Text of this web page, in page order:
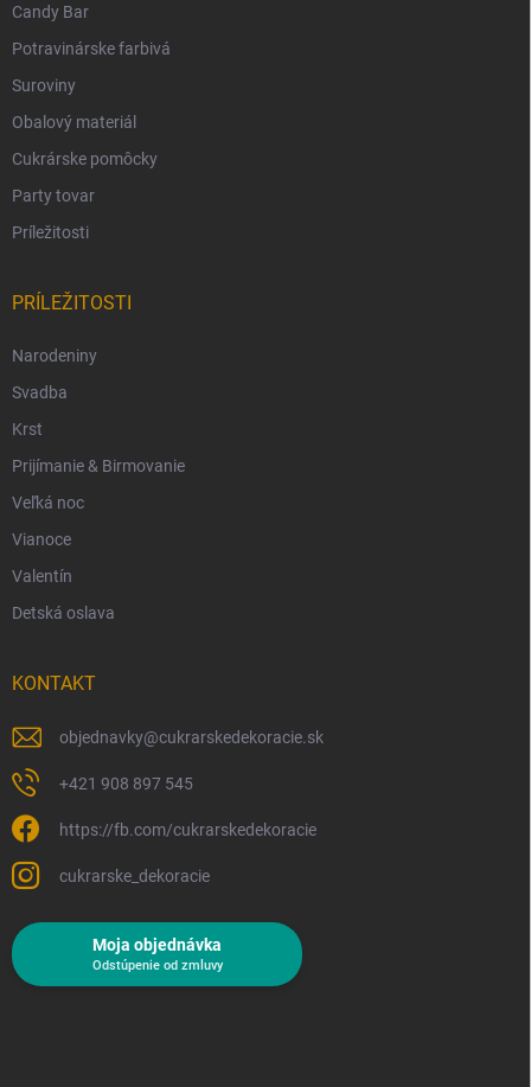
Candy Bar
Potravinárske farbivá
Suroviny
Obalový materiál
Cukrárske pomôcky
Party tovar
Príležitosti
PRÍLEŽITOSTI
Narodeniny
Svadba
Krst
Prijímanie & Birmovanie
Veľká noc
Vianoce
Valentín
Detská oslava
KONTAKT
objednavky@cukrarskedekoracie.sk
+421 908 897 545
https://fb.com/cukrarskedekoracie
cukrarske_dekoracie
Moja objednávka
Odstúpenie od zmluvy